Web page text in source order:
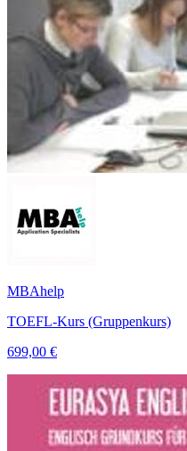
MBAhelp
TOEFL-Kurs (Gruppenkurs)
699,00 €